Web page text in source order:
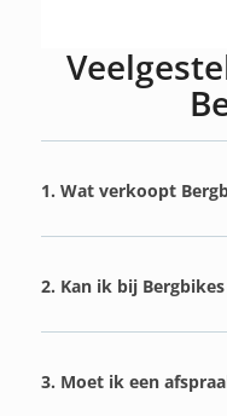
1. Wat verkoopt
2. Kan ik bij
3. Moet ik een